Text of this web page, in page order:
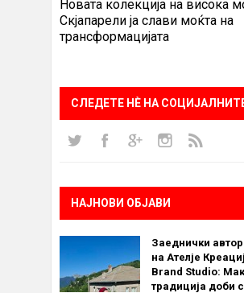
Новата колекција на висока
Скјапарели ја слави моќта на
трансформацијата
СЛЕДЕТЕ НÈ НА
НАЈНОВИ ОБЈАВИ
Заеднички
на Ателје
Brand Studio:
традиција доби